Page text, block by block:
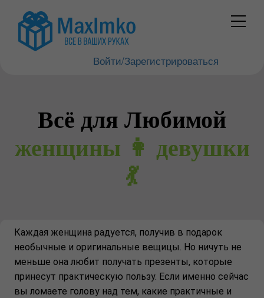
Войти/Зарегистрироваться
Всё для Любимой
женщины 👩 девушки
💃
Каждая женщина радуется, получив в подарок
необычные и оригинальные вещицы. Но ничуть не
меньше она любит получать презенты, которые
принесут практическую пользу. Если именно сейчас
вы ломаете голову над тем, какие практичные и